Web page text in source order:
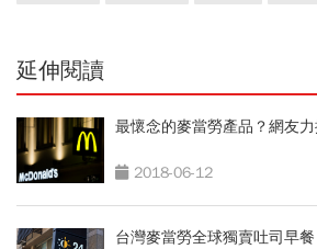
延伸閱讀
最懷念的麥當勞產品？網友
2018-06-12
台灣麥當勞全球獨賣吐司早